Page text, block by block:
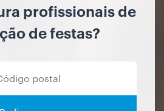
profissionais de
de festas?